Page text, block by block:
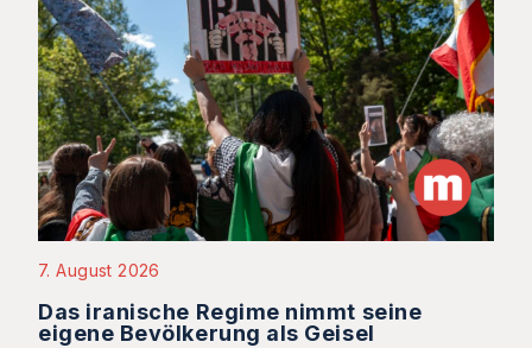
7. August 2026
Das iranische Regime nimmt seine
eigene Bevölkerung als Geisel